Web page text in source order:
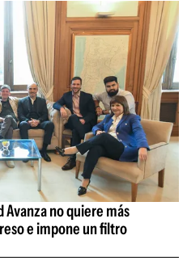
Avanza no quiere más
e impone un filtro